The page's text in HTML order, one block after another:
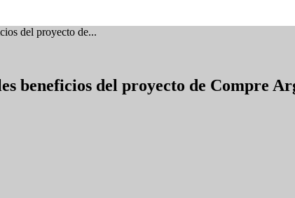
del proyecto de...
beneficios del proyecto de Compre